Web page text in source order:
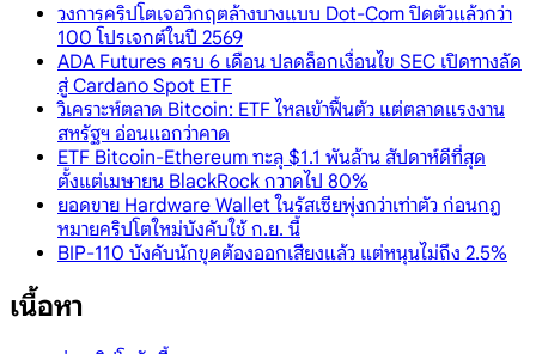
วงการคริปโตเจอวิกฤตล้างบางแบบ Dot-Com ปิดตัวแล้วกว่า
100 โปรเจกต์ในปี 2569
ADA Futures ครบ 6 เดือน ปลดล็อกเงื่อนไข SEC เปิดทางลัด
สู่ Cardano Spot ETF
วิเคราะห์ตลาด Bitcoin: ETF ไหลเข้าฟื้นตัว แต่ตลาดแรงงาน
สหรัฐฯ อ่อนแอกว่าคาด
ETF Bitcoin-Ethereum ทะลุ $1.1 พันล้าน สัปดาห์ดีที่สุด
ตั้งแต่เมษายน BlackRock กวาดไป 80%
ยอดขาย Hardware Wallet ในรัสเซียพุ่งกว่าเท่าตัว ก่อนกฎ
หมายคริปโตใหม่บังคับใช้ ก.ย. นี้
BIP-110 บังคับนักขุดต้องออกเสียงแล้ว แต่หนุนไม่ถึง 2.5%
เนื้อหา